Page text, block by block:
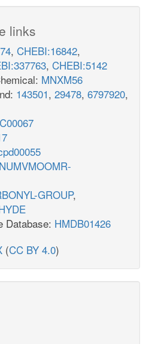
links
, CHEBI:16842,
, CHEBI:5142
MNXM56
143501, 29478, 6797920,
C00067
GROUP,
Database: HMDB01426
(CC BY 4.0)